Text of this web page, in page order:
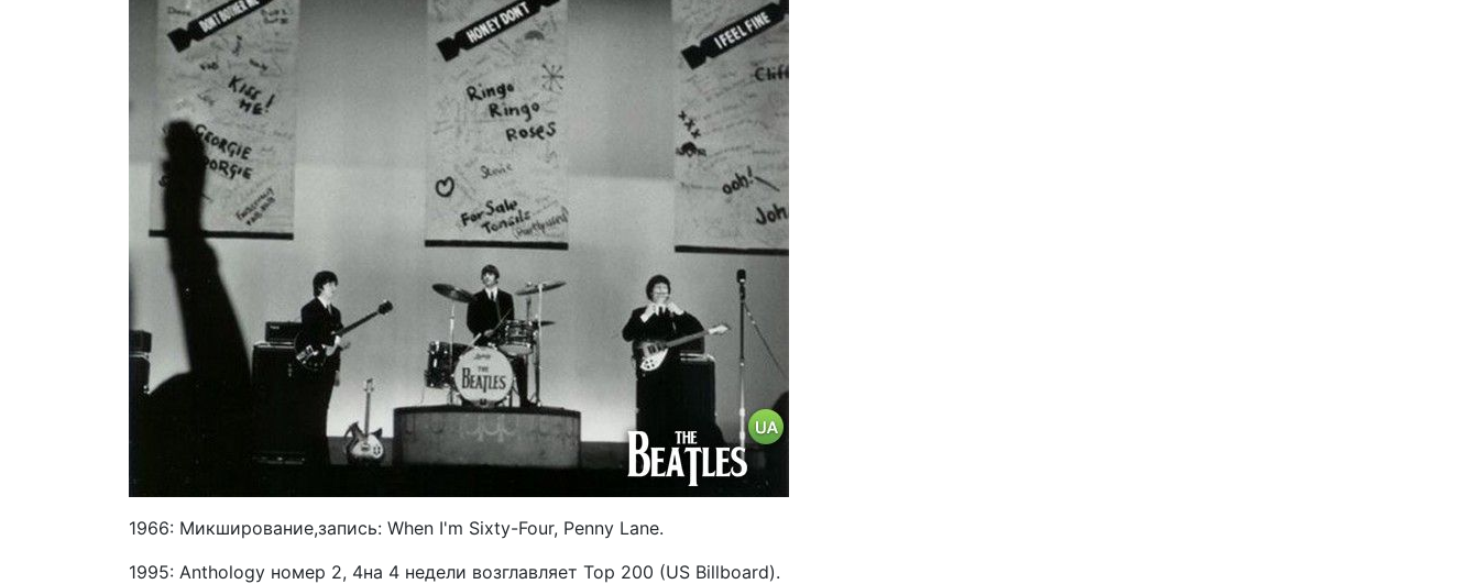
1966: Микширование,запись: When I'm Sixty-Four, Penny Lane.
1995: Anthology номер 2, 4на 4 недели возглавляет Top 200 (US Billboard).